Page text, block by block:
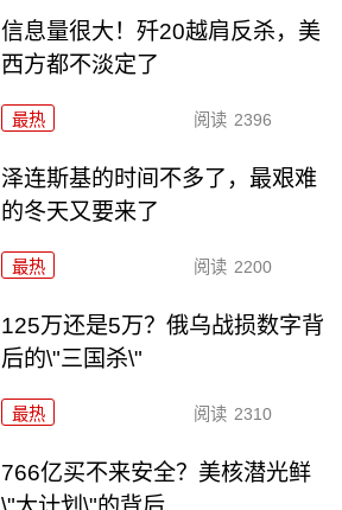
信息量很大！歼20越肩反杀，美
西方都不淡定了
最热 阅读 2396
泽连斯基的时间不多了，最艰难
的冬天又要来了
最热 阅读 2200
125万还是5万？俄乌战损数字背
后的\"三国杀\"
最热 阅读 2310
766亿买不来安全？美核潜光鲜